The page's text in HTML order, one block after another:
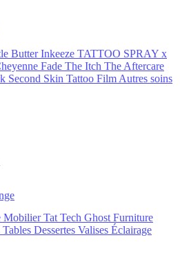
ButterInkeeze TATTOO SPRAY x
Fade The Itch The Aftercare
Second Skin Tattoo Film Autres soins
Mobilier Tat Tech Ghost Furniture
Tables Dessertes Valises Éclairage